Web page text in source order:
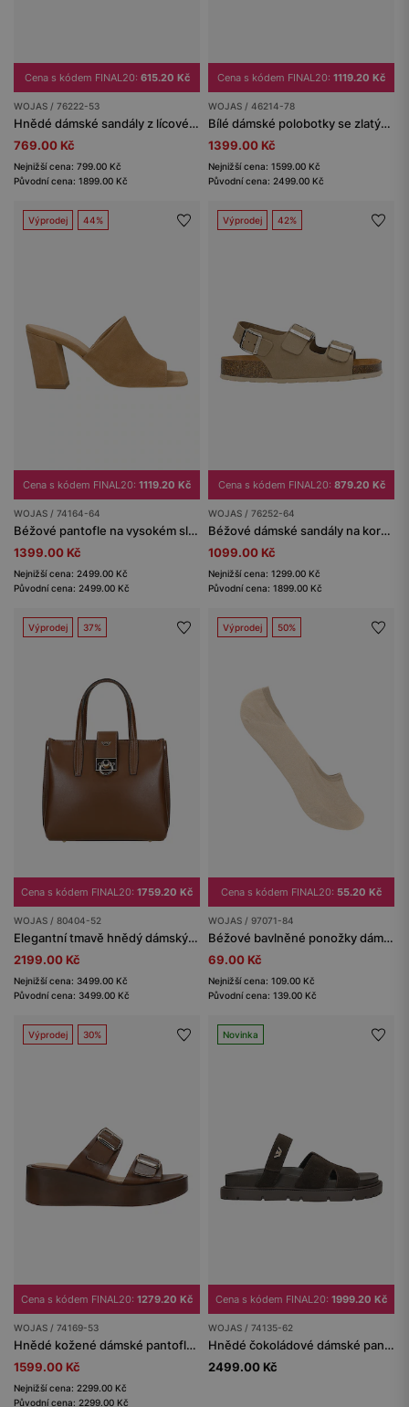
Cena s kódem FINAL20: 615.20 Kč
WOJAS / 76222-53
Hnědé dámské sandály z lícové kůže
769.00 Kč
Nejnižší cena: 799.00 Kč
Původní cena: 1899.00 Kč
Cena s kódem FINAL20: 1119.20 Kč
WOJAS / 46214-78
Bílé dámské polobotky se zlatými detaily a béžovou podrážkou
1399.00 Kč
Nejnižší cena: 1599.00 Kč
Původní cena: 2499.00 Kč
Výprodej 44%
Cena s kódem FINAL20: 1119.20 Kč
WOJAS / 74164-64
Béžové pantofle na vysokém sloupkovém podpatku
1399.00 Kč
Nejnižší cena: 2499.00 Kč
Původní cena: 2499.00 Kč
Výprodej 42%
Cena s kódem FINAL20: 879.20 Kč
WOJAS / 76252-64
Béžové dámské sandály na korkové platformě
1099.00 Kč
Nejnižší cena: 1299.00 Kč
Původní cena: 1899.00 Kč
Výprodej 37%
Cena s kódem FINAL20: 1759.20 Kč
WOJAS / 80404-52
Elegantní tmavě hnědý dámský kufřík
2199.00 Kč
Nejnižší cena: 3499.00 Kč
Původní cena: 3499.00 Kč
Výprodej 50%
Cena s kódem FINAL20: 55.20 Kč
WOJAS / 97071-84
Béžové bavlněné ponožky dámské
69.00 Kč
Nejnižší cena: 109.00 Kč
Původní cena: 139.00 Kč
Výprodej 30%
Cena s kódem FINAL20: 1279.20 Kč
WOJAS / 74169-53
Hnědé kožené dámské pantofle na nízkém klínovém podpatku
1599.00 Kč
Nejnižší cena: 2299.00 Kč
Původní cena: 2299.00 Kč
Novinka
Cena s kódem FINAL20: 1999.20 Kč
WOJAS / 74135-62
Hnědé čokoládové dámské pantofle ze štípenky
2499.00 Kč